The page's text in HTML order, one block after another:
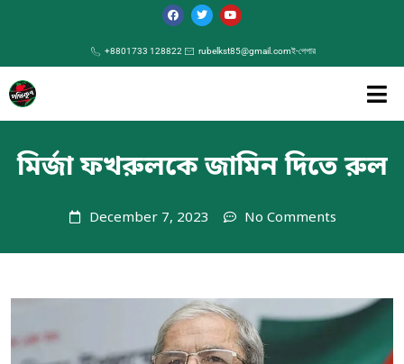
+8801733 128822 rubelkst85@gmail.comই-পেপার
মির্জা ফখরুলকে জামিন দিতে রুল
December 7, 2023 No Comments